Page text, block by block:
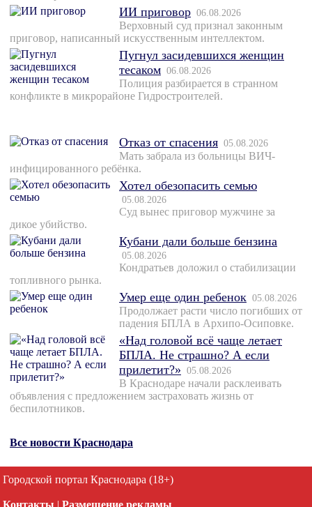
ИИ приговор 06.08.2026
Верховный суд признал законным
приговор, написанный искусственным интеллектом.
Пугнул засидевшихся женщин
тесаком 06.08.2026
Полиция разбирается в странном
конфликте в микрорайоне Гидростроителей.
Отказ от спасения 05.08.2026
Мать забрала из больницы ВИЧ-
инфицированного ребёнка.
Хотел обезопасить семью
05.08.2026
Суд вынес приговор мужчине за
дикое убийство.
Кубани дали больше бензина
05.08.2026
Кондратьев доложил о стабилизации
топливного рынка.
Умер еще один ребенок 05.08.2026
Продолжает расти число погибших от
падения БПЛА в Архипо-Осиповке.
«Над головой всё чаще летает
БПЛА. Не страшно? А если
прилетит?» 05.08.2026
В Краснодаре начали расклеивать
объявления с предложением застраховать жизнь от
беспилотников.
Все новости Краснодара
Городской портал Краснодара (18+)
Контакты | Размещение рекламы